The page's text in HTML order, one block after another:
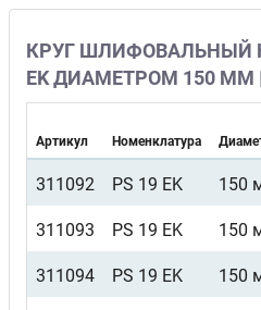
КРУГ ШЛИФОВАЛЬНЫЙ
EK ДИАМЕТРОМ 150 ММ |
Артикул Номенклатура
311092 PS 19 EK 150
311093 PS 19 EK 150
311094 PS 19 EK 150